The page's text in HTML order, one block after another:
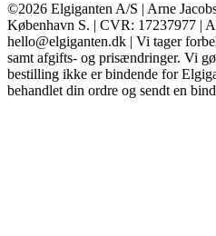
©2026 Elgiganten A/S | Arne
København S. | CVR: 17237977 |
hello@elgiganten.dk | Vi tager
samt afgifts- og prisændringer. Vi
bestilling ikke er bindende for
behandlet din ordre og sendt en